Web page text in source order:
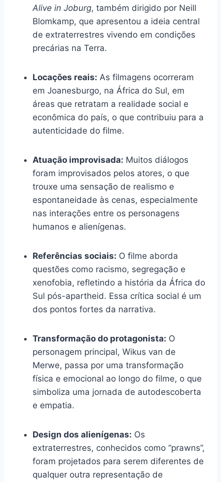
Alive in Joburg, também dirigido por Neill
Blomkamp, que apresentou a ideia central
de extraterrestres vivendo em condições
precárias na Terra.
Locações reais: As filmagens ocorreram
em Joanesburgo, na África do Sul, em
áreas que retratam a realidade social e
econômica do país, o que contribuiu para a
autenticidade do filme.
Atuação improvisada: Muitos diálogos
foram improvisados pelos atores, o que
trouxe uma sensação de realismo e
espontaneidade às cenas, especialmente
nas interações entre os personagens
humanos e alienígenas.
Referências sociais: O filme aborda
questões como racismo, segregação e
xenofobia, refletindo a história da África do
Sul pós-apartheid. Essa crítica social é um
dos pontos fortes da narrativa.
Transformação do protagonista: O
personagem principal, Wikus van de
Merwe, passa por uma transformação
física e emocional ao longo do filme, o que
simboliza uma jornada de autodescoberta
e empatia.
Design dos alienígenas: Os
extraterrestres, conhecidos como “prawns”,
foram projetados para serem diferentes de
qualquer outra representação de